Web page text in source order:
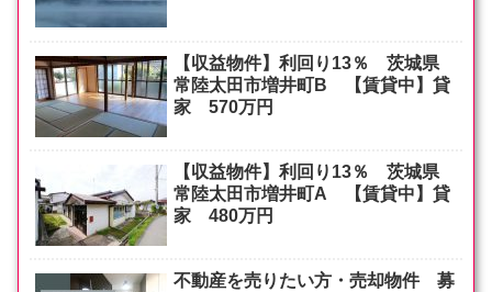
【収益物件】利回り13％ 茨城県
常陸太田市増井町B 【賃貸中】貸
家 570万円
【収益物件】利回り13％ 茨城県
常陸太田市増井町A 【賃貸中】貸
家 480万円
不動産を売りたい方・売却物件 募